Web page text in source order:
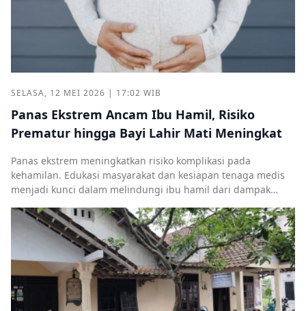
SELASA, 12 MEI 2026 | 17:02 WIB
Panas Ekstrem Ancam Ibu Hamil, Risiko
Prematur hingga Bayi Lahir Mati Meningkat
Panas ekstrem meningkatkan risiko komplikasi pada
kehamilan. Edukasi masyarakat dan kesiapan tenaga medis
menjadi kunci dalam melindungi ibu hamil dari dampak